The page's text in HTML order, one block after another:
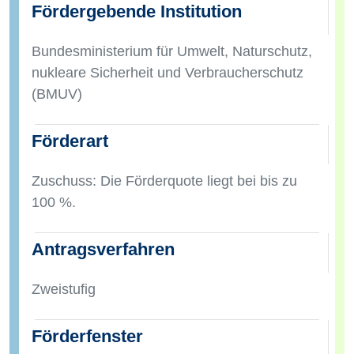
Fördergebende Institution
Bundesministerium für Umwelt, Naturschutz,
nukleare Sicherheit und Verbraucherschutz
(BMUV)
Förderart
Zuschuss: Die Förderquote liegt bei bis zu
100 %.
Antragsverfahren
Zweistufig
Förderfenster